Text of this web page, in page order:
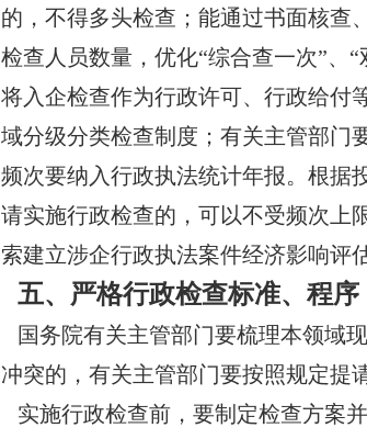
的，不得多头检查；能通过书面核查
检查人员数量，优化“综合查一次”、
将入企检查作为行政许可、行政给付
域分级分类检查制度；有关主管部门
频次要纳入行政执法统计年报。根据
请实施行政检查的，可以不受频次上
索建立涉企行政执法案件经济影响评
五、严格行政检查标准、程
国务院有关主管部门要梳理本领域
冲突的，有关主管部门要按照规定提
实施行政检查前，要制定检查方案